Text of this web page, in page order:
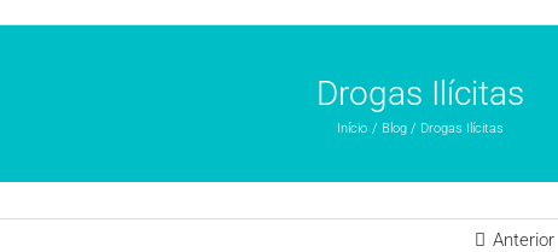
Drogas Ilícitas
Início Blog Drogas Ilícitas
Anterior